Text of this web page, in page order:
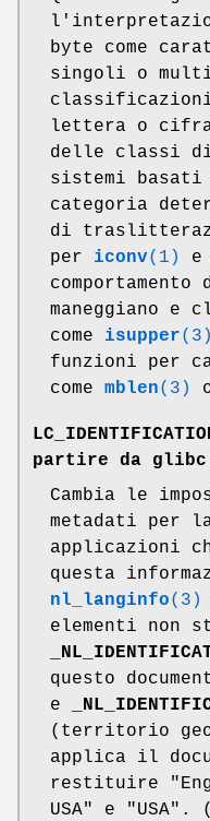
byte come
singoli o
lettera o
delle classi
sistemi
categoria
di
per iconv(1) e
maneggiano
come isupper(3)
funzioni per
come mblen(3)
partire da glibc
Cambia le
metadati per
applicazioni
questa
nl_langinfo(3)
elementi non
questo
e
(territorio
applica il
restituire
USA" e